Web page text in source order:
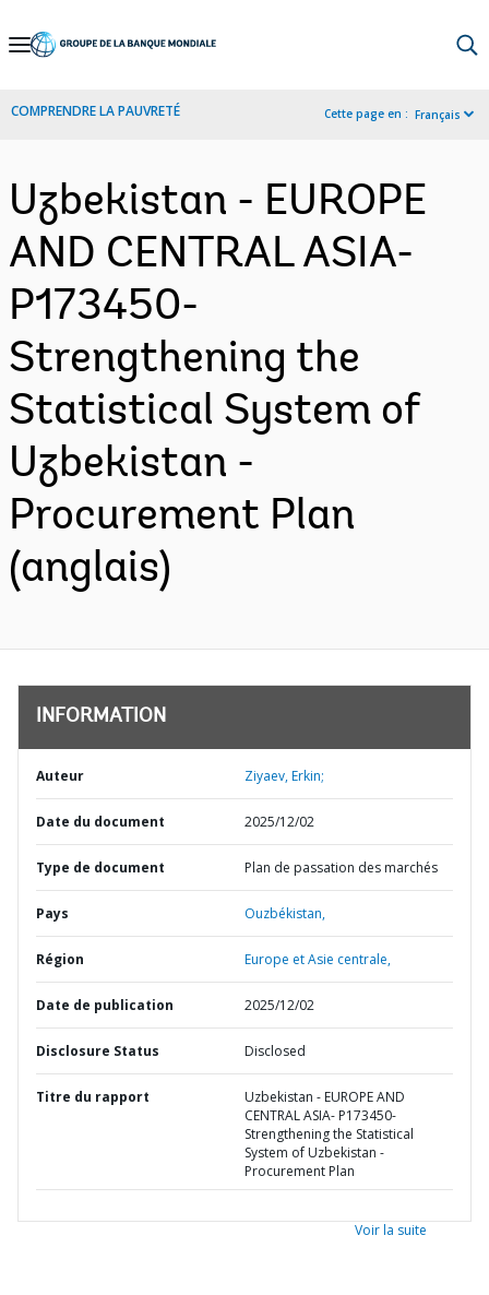
Skip
Navigation
COMPRENDRE LA PAUVRETÉ Cette page en : Français
Uzbekistan - EUROPE
AND CENTRAL ASIA-
P173450-
Strengthening the
Statistical System of
Uzbekistan -
Procurement Plan
(anglais)
INFORMATION
Auteur Ziyaev, Erkin;
Date du document 2025/12/02
Type de document Plan de passation des marchés
Pays Ouzbékistan,
Région Europe et Asie centrale,
Date de publication 2025/12/02
Disclosure Status Disclosed
Titre du rapport
Uzbekistan - EUROPE AND
CENTRAL ASIA- P173450-
Strengthening the Statistical
System of Uzbekistan -
Procurement Plan
Voir la suite